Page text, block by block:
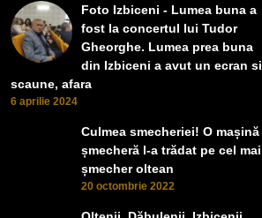
Foto Izbiceni - Lumea buna a
fost la concertul lui Tudor
Gheorghe. Lumea prea buna
din Izbiceni a avut un ecran si
scaune, afara
6 aprilie 2024
Culmea smecheriei! O mașină
șmecheră l-a trădat pe cel mai
șmecher oltean
20 octombrie 2022